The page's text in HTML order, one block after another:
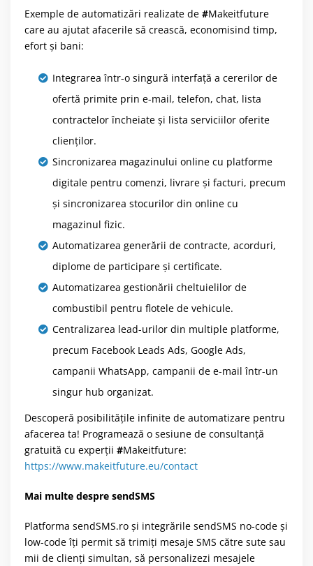
Exemple de automatizări realizate de #Makeitfuture
care au ajutat afacerile să crească, economisind timp,
efort și bani:
Integrarea într-o singură interfață a cererilor de
ofertă primite prin e-mail, telefon, chat, lista
contractelor încheiate și lista serviciilor oferite
clienților.
Sincronizarea magazinului online cu platforme
digitale pentru comenzi, livrare și facturi, precum
și sincronizarea stocurilor din online cu
magazinul fizic.
Automatizarea generării de contracte, acorduri,
diplome de participare și certificate.
Automatizarea gestionării cheltuielilor de
combustibil pentru flotele de vehicule.
Centralizarea lead-urilor din multiple platforme,
precum Facebook Leads Ads, Google Ads,
campanii WhatsApp, campanii de e-mail într-un
singur hub organizat.
Descoperă posibilitățile infinite de automatizare pentru
afacerea ta! Programează o sesiune de consultanță
gratuită cu experții #Makeitfuture:
https://www.makeitfuture.eu/contact
Mai multe despre sendSMS
Platforma sendSMS.ro și integrările sendSMS no-code și
low-code îți permit să trimiți mesaje SMS către sute sau
mii de clienți simultan, să personalizezi mesajele